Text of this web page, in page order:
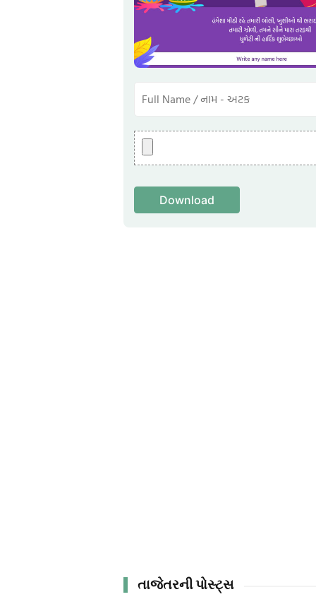
Download
તાજેતરની પોસ્ટ્સ